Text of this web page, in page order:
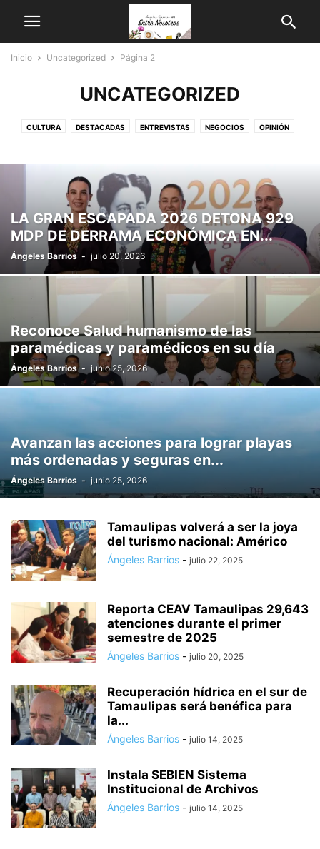
Inicio Uncategorized Página 2
UNCATEGORIZED
CULTURA DESTACADAS ENTREVISTAS NEGOCIOS OPINIÓN
LA GRAN ESCAPADA 2026 DETONA 929
MDP DE DERRAMA ECONÓMICA EN...
Ángeles Barrios - julio 20, 2026
Reconoce Salud humanismo de las
paramédicas y paramédicos en su día
Ángeles Barrios - junio 25, 2026
Avanzan las acciones para lograr playas
más ordenadas y seguras en...
Ángeles Barrios - junio 25, 2026
Tamaulipas volverá a ser la joya
del turismo nacional: Américo
Ángeles Barrios - julio 22, 2025
Reporta CEAV Tamaulipas 29,643
atenciones durante el primer
semestre de 2025
Ángeles Barrios - julio 20, 2025
Recuperación hídrica en el sur de
Tamaulipas será benéfica para
la...
Ángeles Barrios - julio 14, 2025
Instala SEBIEN Sistema
Institucional de Archivos
Ángeles Barrios - julio 14, 2025